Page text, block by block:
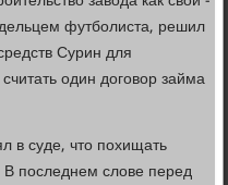
футболиста, решил
Сурин для
один договор займа
в суде, что похищать
последнем слове перед